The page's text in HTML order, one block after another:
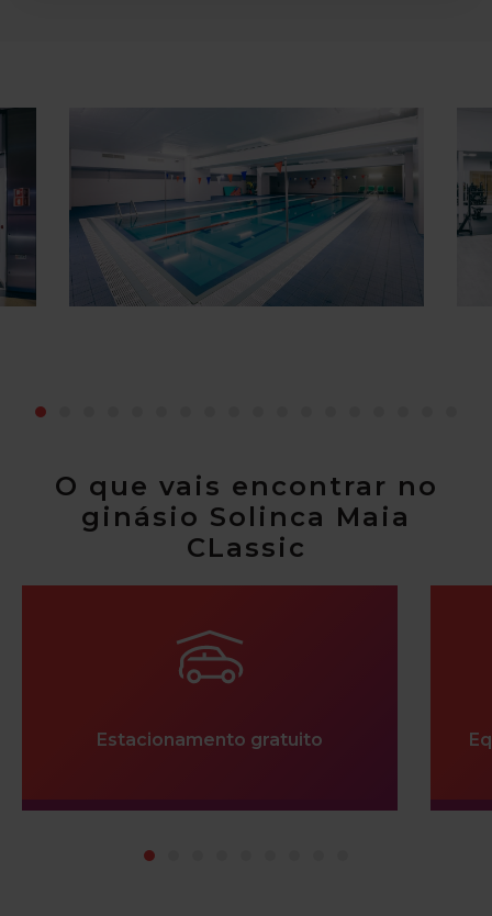
O que vais encontrar no
ginásio Solinca Maia
CLassic
Estacionamento gratuito